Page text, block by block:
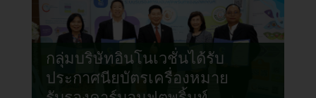
กลุ่มบริษัทอินโนเวชั่นได้รับ
ประกาศนียบัตรเครื่องหมาย